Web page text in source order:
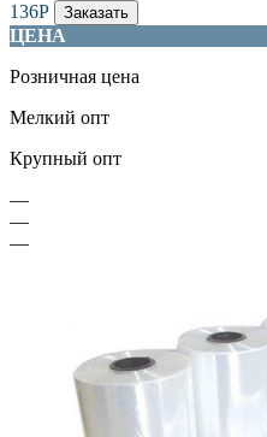
136Р Заказать
ЦЕНА
Розничная цена
Мелкий опт
Крупный опт
—
—
—